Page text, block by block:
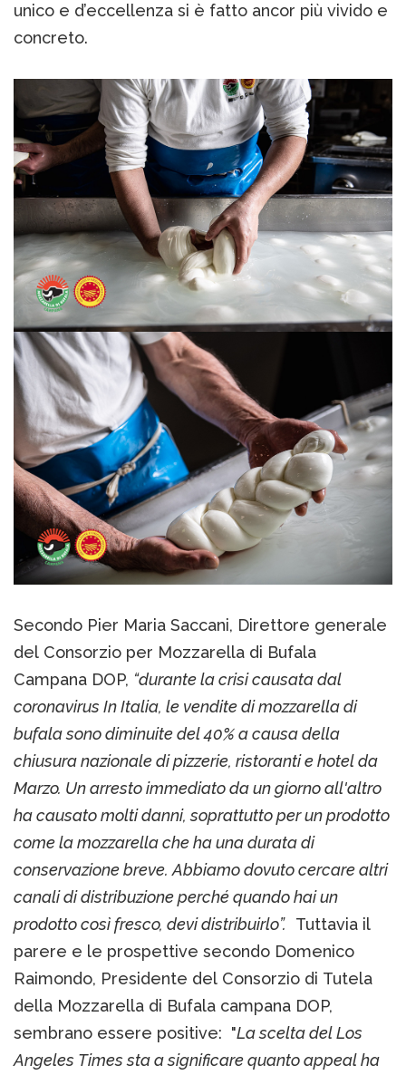
unico e d’eccellenza si è fatto ancor più vivido e
concreto.
Secondo Pier Maria Saccani, Direttore generale
del Consorzio per Mozzarella di Bufala
Campana DOP, “durante la crisi causata dal
coronavirus In Italia, le vendite di mozzarella di
bufala sono diminuite del 40% a causa della
chiusura nazionale di pizzerie, ristoranti e hotel da
Marzo. Un arresto immediato da un giorno all'altro
ha causato molti danni, soprattutto per un prodotto
come la mozzarella che ha una durata di
conservazione breve. Abbiamo dovuto cercare altri
canali di distribuzione perché quando hai un
prodotto così fresco, devi distribuirlo”. Tuttavia il
parere e le prospettive secondo Domenico
Raimondo, Presidente del Consorzio di Tutela
della Mozzarella di Bufala campana DOP,
sembrano essere positive: "La scelta del Los
Angeles Times sta a significare quanto appeal ha